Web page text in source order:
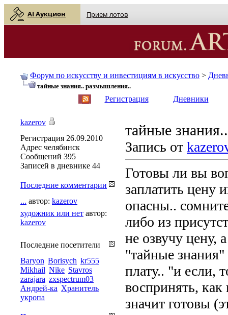
AI Аукцион Прием лотов
Форум по искусству и инвестициям в искусство >
тайные знания.. размышления..
Регистрация Дневники
тайные
Запись от
Готовы ли вы
заплатить цену
опасны..
либо из
не озвучу цену,
"тайные знания"
плату.. "и если,
воспринять, как
значит готовы
kazerov
Регистрация 26.09.2010
Адрес челябинск
Сообщений 395
Записей в дневнике 44
Последние комментарии
... автор: kazerov
художник или нет автор:
kazerov
Последние посетители
Baryon Borisych kr555
Mikhail Nike Stavros
zarajara zxspectrum03
Андрей-ка Хранитель
укропа